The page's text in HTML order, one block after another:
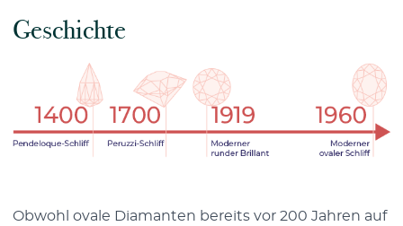
Geschichte
Obwohl ovale Diamanten bereits vor 200 Jahren auf